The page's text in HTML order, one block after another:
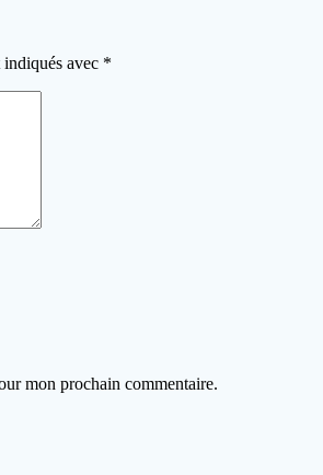
avec *
mon prochain commentaire.